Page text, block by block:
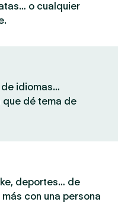
o cualquier
idiomas…
que dé tema de
deportes… de
con una persona